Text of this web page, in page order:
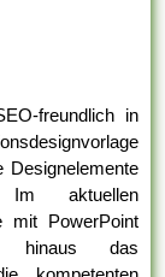
freundlich in
Designelemente
Im aktuellen
mit PowerPoint
hinaus das